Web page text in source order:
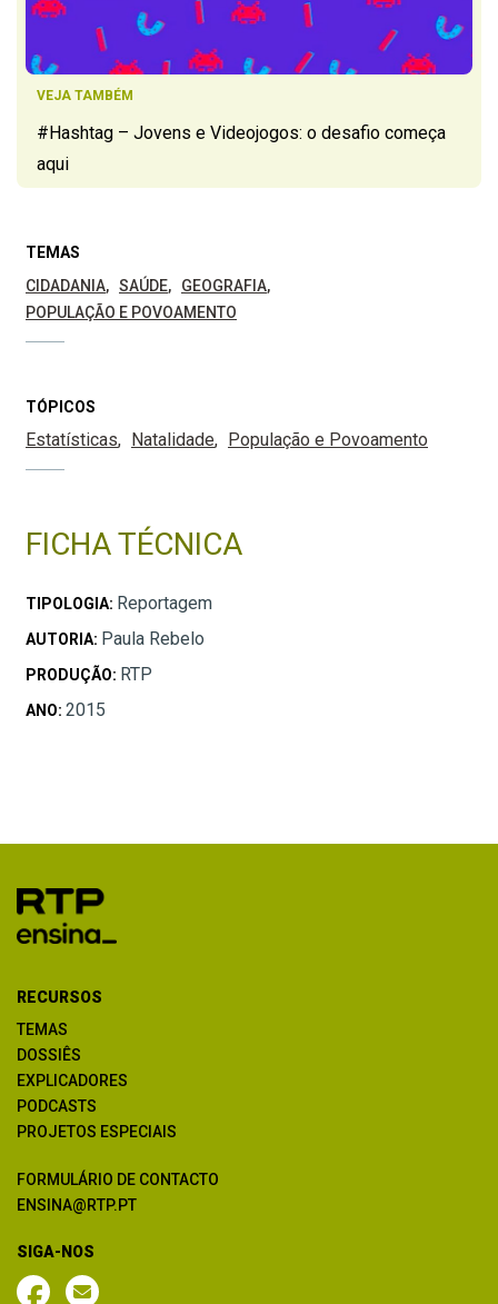
VEJA TAMBÉM
#Hashtag – Jovens e Videojogos: o desafio começa
aqui
TEMAS
CIDADANIA
SAÚDE
GEOGRAFIA
POPULAÇÃO E POVOAMENTO
TÓPICOS
Estatísticas Natalidade População e Povoamento
FICHA TÉCNICA
TIPOLOGIA: Reportagem
AUTORIA: Paula Rebelo
PRODUÇÃO: RTP
ANO: 2015
RECURSOS
TEMAS
DOSSIÊS
EXPLICADORES
PODCASTS
PROJETOS ESPECIAIS
FORMULÁRIO DE CONTACTO
ENSINA@RTP.PT
SIGA-NOS